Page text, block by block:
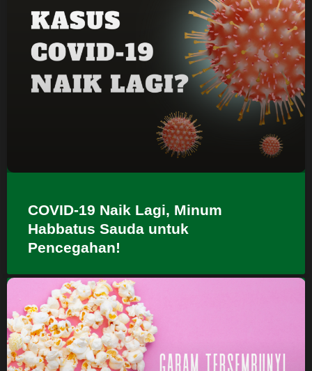
COVID-19 Naik Lagi, Minum
Habbatus Sauda untuk
Pencegahan!